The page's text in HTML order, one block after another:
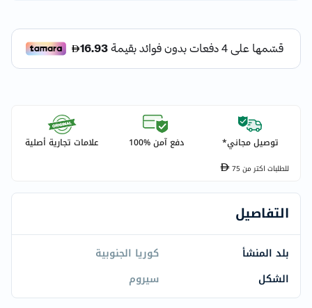
توصيل مجاني* دفع آمن %100 علامات تجارية أصلية
للطلبات اكتر من75
التفاصيل
بلد المنشأ
كوريا الجنوبية
الشكل
سيروم